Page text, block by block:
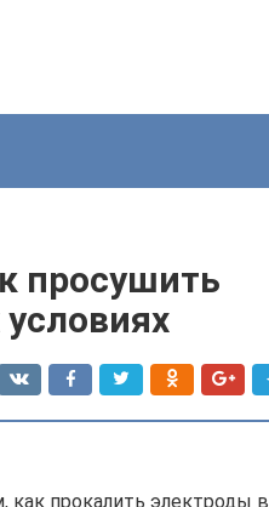
просушить
как прокалить электроды в